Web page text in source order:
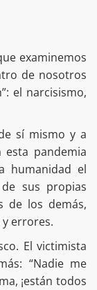
examinemos
de nosotros
el narcisismo,
sí mismo y a
pandemia
humanidad el
sus propias
de los demás,
errores.
El victimista
“Nadie me
¡están todos